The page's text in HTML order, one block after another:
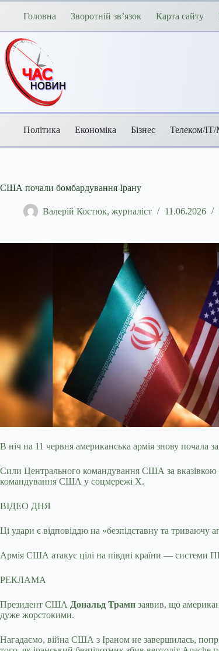
Перейти
Головна Зворотній зв’язок Карта сайту
Політика Економіка Бізнес Телеком/ІТ/
США почали бомбардування Ірану
Валерій Костюк, журналіст 11.06.2026
В ніч на 11 червня американська армія знову почала
Сили Центрального командування США за вказівкою
командування США у соцмережі X.
ВІДЕО ДНЯ
Ці удари є відповіддю на «безпідставну та триваючу
Армія США атакує цілі на півдні країни — системи
РЕКЛАМА
Президент США Дональд Трамп заявив, що
дуже жорстокими.
Нагадаємо, війна США з Іраном не завершилась,